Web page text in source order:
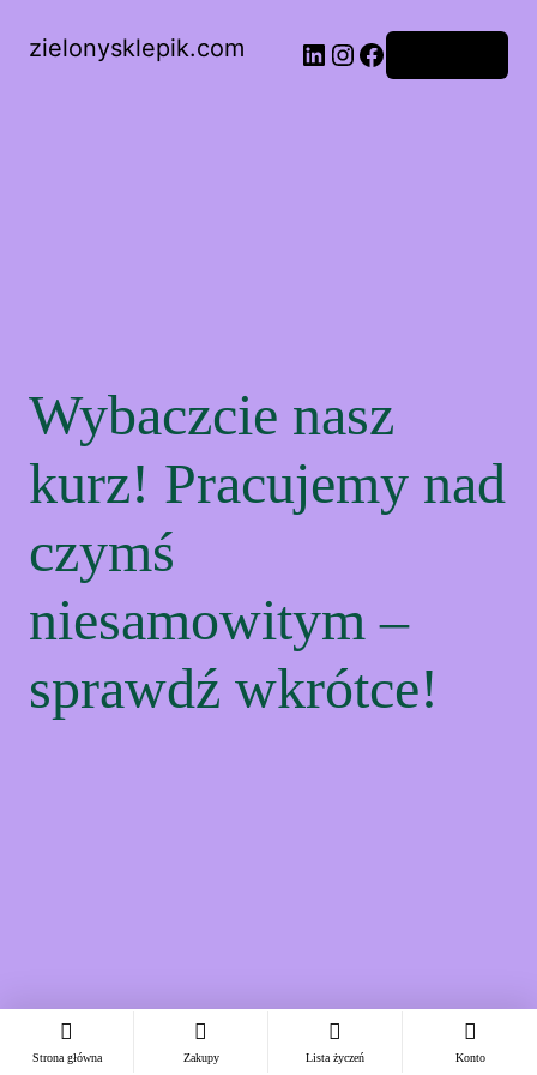
zielonysklepik.com
Wybaczcie nasz
kurz! Pracujemy nad
czymś
niesamowitym –
sprawdź wkrótce!
Strona główna Zakupy Lista życzeń Konto